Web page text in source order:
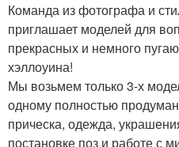
Команда из фотографа и
приглашает моделей для
прекрасных и немного
хэллоуина!
Мы возьмем только 3-х
одному полностью
прическа, одежда,
постановке поз и работе с